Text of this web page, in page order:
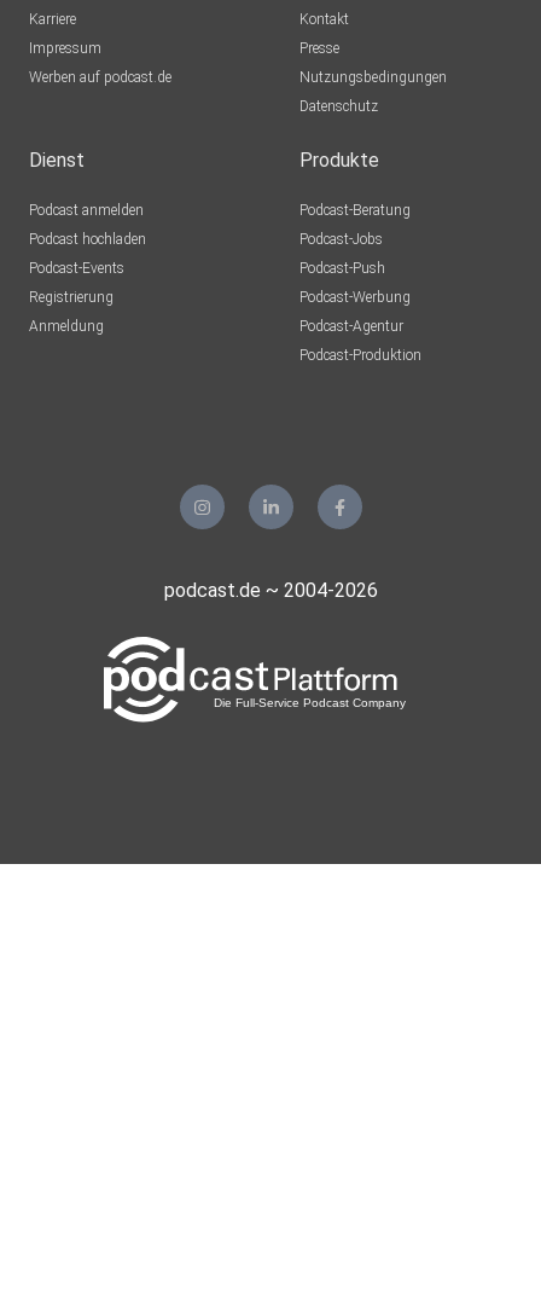
Karriere
Impressum
Werben auf podcast.de
Kontakt
Presse
Nutzungsbedingungen
Datenschutz
Dienst
Podcast anmelden
Podcast hochladen
Podcast-Events
Registrierung
Anmeldung
Produkte
Podcast-Beratung
Podcast-Jobs
Podcast-Push
Podcast-Werbung
Podcast-Agentur
Podcast-Produktion
podcast.de ~ 2004-2026